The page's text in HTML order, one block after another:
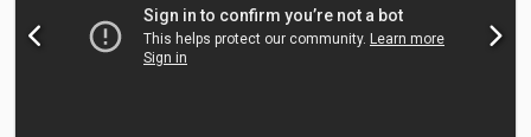
financovaním alebo leasingom Predaj EU: netto po predložení
firemných dokumentov a daňového/VAT čísla Záloha na DPH 2000
€ Hovoríme anglicky Hovoríme srbsko-chorvátsky Naše služby pre